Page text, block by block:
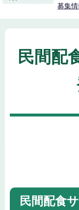
募集情
民間配
民間配食